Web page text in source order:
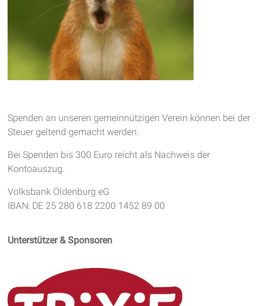
Spenden an unseren gemeinnützigen Verein können bei der
Steuer geltend gemacht werden.
Bei Spenden bis 300 Euro reicht als Nachweis der
Kontoauszug.
Volksbank Oldenburg eG
IBAN: DE 25 280 618 2200 1452 89 00
Unterstützer & Sponsoren